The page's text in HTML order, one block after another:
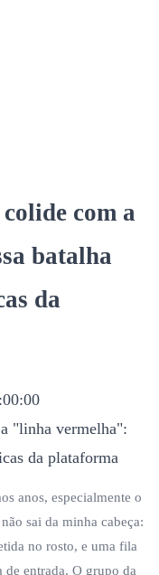
com a
batalha
da
anos, especialmente o
sai da minha cabeça:
no rosto, e uma fila
de entrada. O grupo da